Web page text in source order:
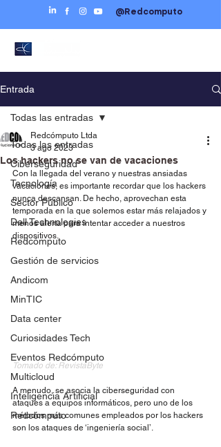
@Redcomputo
Entrada
Todas las entradas
Ciberseguridad
Tecnología
Sector Público
Dell Technologies
Redcómputo
Gestión de servicios
Andicom
MinTIC
Data center
Curiosidades Tech
Eventos Redcómputo
Multicloud
Inteligencia Artificial
Redcómputo
Todas las entradas
Los hackers no se van de vacaciones
Redcómputo Ltda
3 ago 2023
Con la llegada del verano y nuestras ansiadas
vacaciones, es importante recordar que los hackers
nunca descansan. De hecho, aprovechan esta
temporada en la que solemos estar más relajados y
menos alerta para intentar acceder a nuestros
dispositivos.
Tomado de: RevistaByte
A menudo, se asocia la ciberseguridad con
ataques a equipos informáticos, pero uno de los
métodos más comunes empleados por los hackers
son los ataques de ‘ingeniería social’.